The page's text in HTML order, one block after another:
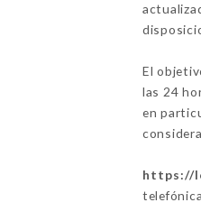
El
las 24
en
https://